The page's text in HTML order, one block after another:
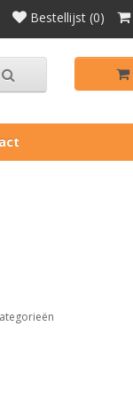
Bestellijst (0)